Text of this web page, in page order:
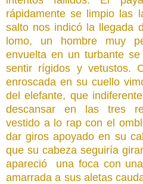
rápidamente se limpio las
salto nos indicó la llegada
lomo, un hombre muy
envuelta en un turbante
sentir rígidos y vetustos.
enroscada en su cuello
del elefante, que
descansar en las tres
vestido a lo rap con el
dar giros apoyado en su
que su cabeza seguiría
apareció una foca con
amarrada a sus aletas